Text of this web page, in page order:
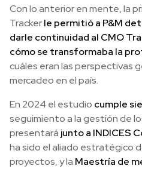
Con lo anterior en mente, la
Trackerle permitió a P&M
darle continuidad al CMO
cómo se transformaba la
cuáles eran las perspectivas
mercadeo en el país.
En 2024 el estudio cumple
seguimiento a la gestión de
presentará junto a INDICES
ha sido el aliado estratégico
proyectos, y la Maestría de